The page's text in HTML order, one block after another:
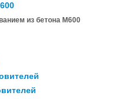
из бетона М600